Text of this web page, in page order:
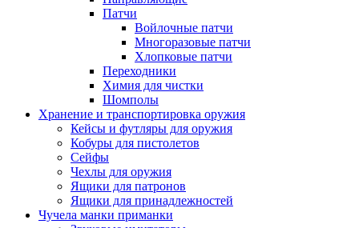
Патчи
Войлочные патчи
Многоразовые патчи
Хлопковые патчи
Переходники
Химия для чистки
Шомполы
Хранение и транспортировка оружия
Кейсы и футляры для оружия
Кобуры для пистолетов
Сейфы
Чехлы для оружия
Ящики для патронов
Ящики для принадлежностей
Чучела манки приманки